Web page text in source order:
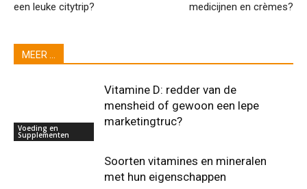
een leuke citytrip?
medicijnen en crèmes?
MEER ...
Voeding en
Supplementen
Vitamine D: redder van de
mensheid of gewoon een lepe
marketingtruc?
Soorten vitamines en mineralen
met hun eigenschappen